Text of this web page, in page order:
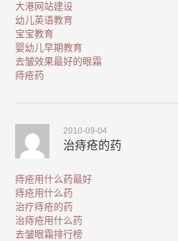
大港网站建设
幼儿英语教育
宝宝教育
婴幼儿早期教育
去皱效果最好的眼霜
痔疮药
2010-09-04
治痔疮的药
痔疮用什么药最好
痔疮用什么药
治疗痔疮的药
治痔疮用什么药
去皱眼霜排行榜